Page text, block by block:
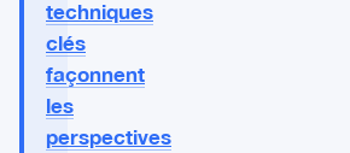
techniques
clés
façonnent
les
perspectives